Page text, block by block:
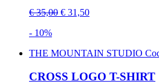
€ 35,00 € 31,50
- 10%
THE MOUNTAIN STUDIO
CROSS LOGO T-SHIRT